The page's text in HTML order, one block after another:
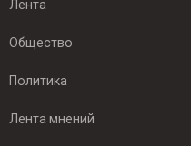
Лента
Общество
Политика
Лента мнений